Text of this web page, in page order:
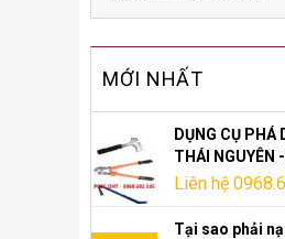
MỚI NHẤT
DỤNG CỤ PHÁ
THÁI NGUYÊN
Liên hệ
Tại sao phải